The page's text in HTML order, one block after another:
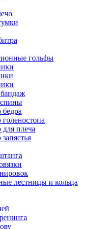
гольфы
плеча
лестницы и кольца